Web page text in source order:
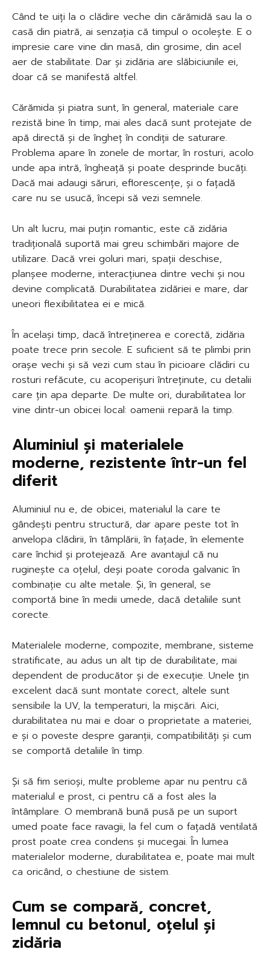
Când te uiți la o clădire veche din cărămidă sau la o
casă din piatră, ai senzația că timpul o ocolește. E o
impresie care vine din masă, din grosime, din acel
aer de stabilitate. Dar și zidăria are slăbiciunile ei,
doar că se manifestă altfel.
Cărămida și piatra sunt, în general, materiale care
rezistă bine în timp, mai ales dacă sunt protejate de
apă directă și de îngheț în condiții de saturare.
Problema apare în zonele de mortar, în rosturi, acolo
unde apa intră, îngheață și poate desprinde bucăți.
Dacă mai adaugi săruri, eflorescențe, și o fațadă
care nu se usucă, începi să vezi semnele.
Un alt lucru, mai puțin romantic, este că zidăria
tradițională suportă mai greu schimbări majore de
utilizare. Dacă vrei goluri mari, spații deschise,
planșee moderne, interacțiunea dintre vechi și nou
devine complicată. Durabilitatea zidăriei e mare, dar
uneori flexibilitatea ei e mică.
În același timp, dacă întreținerea e corectă, zidăria
poate trece prin secole. E suficient să te plimbi prin
orașe vechi și să vezi cum stau în picioare clădiri cu
rosturi refăcute, cu acoperișuri întreținute, cu detalii
care țin apa departe. De multe ori, durabilitatea lor
vine dintr-un obicei local: oamenii repară la timp.
Aluminiul și materialele
moderne, rezistente într-un fel
diferit
Aluminiul nu e, de obicei, materialul la care te
gândești pentru structură, dar apare peste tot în
anvelopa clădirii, în tâmplării, în fațade, în elemente
care închid și protejează. Are avantajul că nu
ruginește ca oțelul, deși poate coroda galvanic în
combinație cu alte metale. Și, în general, se
comportă bine în medii umede, dacă detaliile sunt
corecte.
Materialele moderne, compozite, membrane, sisteme
stratificate, au adus un alt tip de durabilitate, mai
dependent de producător și de execuție. Unele țin
excelent dacă sunt montate corect, altele sunt
sensibile la UV, la temperaturi, la mișcări. Aici,
durabilitatea nu mai e doar o proprietate a materiei,
e și o poveste despre garanții, compatibilități și cum
se comportă detaliile în timp.
Și să fim serioși, multe probleme apar nu pentru că
materialul e prost, ci pentru că a fost ales la
întâmplare. O membrană bună pusă pe un suport
umed poate face ravagii, la fel cum o fațadă ventilată
prost poate crea condens și mucegai. În lumea
materialelor moderne, durabilitatea e, poate mai mult
ca oricând, o chestiune de sistem.
Cum se compară, concret,
lemnul cu betonul, oțelul și
zidăria